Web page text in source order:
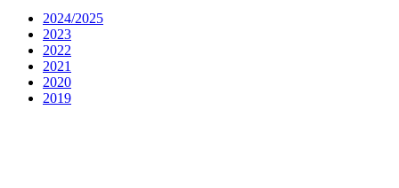
2024/2025
2023
2022
2021
2020
2019